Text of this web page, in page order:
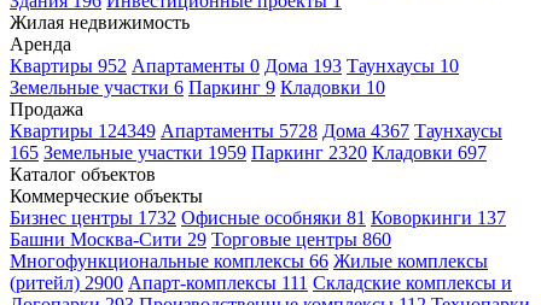
Жилая недвижимость
Аренда
Квартиры 952 Апартаменты 0 Дома 193 Таунхаусы 10
Земельные участки 6 Паркинг 9 Кладовки 10
Продажа
Квартиры 124349 Апартаменты 5728 Дома 4367 Таунхаусы
165 Земельные участки 1959 Паркинг 2320 Кладовки 697
Каталог объектов
Коммерческие объекты
Бизнес центры 1732 Офисные особняки 81 Коворкинги 137
Башни Москва-Сити 29 Торговые центры 860
Многофункциональные комплексы 66 Жилые комплексы
(ритейл) 2900 Апарт-комплексы 111 Складские комплексы и